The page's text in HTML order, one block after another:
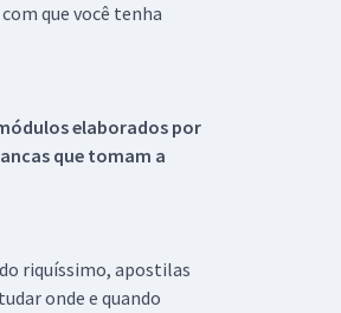
que você tenha
elaborados por
que tomam a
riquíssimo, apostilas
onde e quando